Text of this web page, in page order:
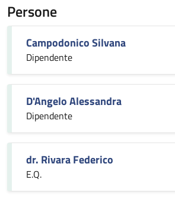
Persone
Campodonico Silvana
Dipendente
D'Angelo Alessandra
Dipendente
dr. Rivara Federico
E.Q.